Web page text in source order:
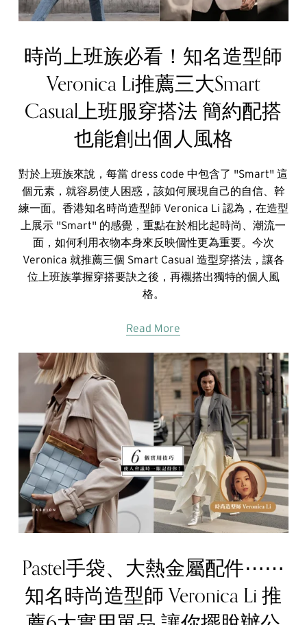
時尚上班族必看！知名造型師
Veronica Li推薦三大Smart
Casual上班服穿搭法 簡約配搭
也能創出個人風格
對於上班族來說，每當 dress code 中包含了 "Smart" 這
個元素，就容易使人困惑，該如何展現自己的自信、幹
練一面。香港知名時尚造型師 Veronica Li 認為，在造型
上展示 "Smart" 的感覺，重點在於相比起時尚、潮流一
面，如何利用衣物本身來反映個性更為重要。今次
Veronica 就推薦三個 Smart Casual 造型穿搭法，讓各
位上班族掌握穿搭要訣之後，再襯搭出獨特的個人風
格。
Read More
Pastel手袋、大熱金屬配件⋯⋯
知名時尚造型師 Veronica Li 推